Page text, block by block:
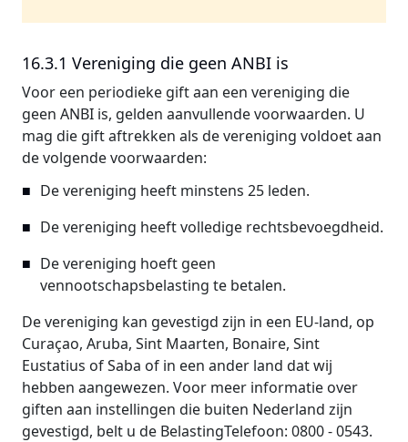
16.3.1 Vereniging die geen ANBI is
Voor een periodieke gift aan een vereniging die
geen ANBI is, gelden aanvullende voorwaarden. U
mag die gift aftrekken als de vereniging voldoet aan
de volgende voorwaarden:
De vereniging heeft minstens 25 leden.
De vereniging heeft volledige rechtsbevoegdheid.
De vereniging hoeft geen
vennootschapsbelasting te betalen.
De vereniging kan gevestigd zijn in een EU-land, op
Curaçao, Aruba, Sint Maarten, Bonaire, Sint
Eustatius of Saba of in een ander land dat wij
hebben aangewezen. Voor meer informatie over
giften aan instellingen die buiten Nederland zijn
gevestigd, belt u de BelastingTelefoon: 0800 - 0543.